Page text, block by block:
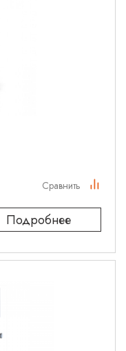
Подробнее
Сравнить